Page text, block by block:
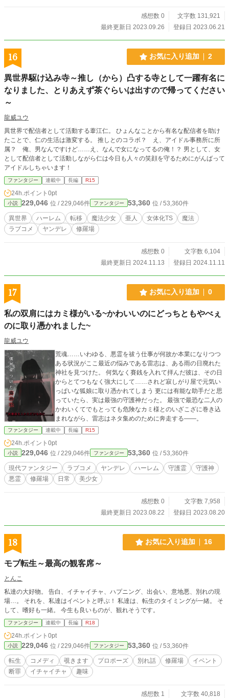
感想数 0
文字数 131,921
最終更新日 2023.09.26
登録日 2023.06.21
16 お気に入り追加 2
異世界駆け込み寺～推し（から）凸する寺として一躍有名に
なりました、とりあえず茶ぐらいは出すので帰ってください
～
龍威ユウ
異世界で配信者として活動する葦江仁。 ひょんなことから有名な配信者を助け
たことで、仁の生活は激変する。 推しとのコラボ？ え、アイドル事務所に所
属？ 俺、男なんですけど……え、なんで女になってるの俺！？ 男として、女
として配信者として活動しながら仁は今日も人々の笑顔を守るためにがんばって
アイドルしちゃいます！
ファンタジー 連載中 長編 R15
24h.ポイント 0pt
小説 229,046 位 / 229,046件 ファンタジー 53,360 位 / 53,360件
異世界 ハーレム 転移 魔法少女 亜人 女体化TS
魔法
ラブコメ
ヤンデレ 修羅場
感想数 0
文字数 6,104
最終更新日 2024.11.13
登録日 2024.11.11
17 お気に入り追加 0
私の双肩にはカミ様がいる~かわいいのにどっちともやべぇ
のに取り憑かれました~
龍威ユウ
荒魂……いわゆる、悪霊を祓う仕事が何故か本業になりつつ
ある状況がここ最近の悩みである雷志は、ある雨の日廃れた
神社を見つけた。 何気なく賽銭を入れて拝んだ彼は、その日
からとてつもなく強大にして……されど寂しがり屋で元気い
っぱいな狐娘に取り憑かれてしまう 更には有能な助手だと思
っていたら、実は最強の守護神だった。 最強で最恐な二人の
かわいくてでもとっても危険なカミ様とのいざこざに巻き込
まれながら、雷志はネタ集めのために奔走する――。
ファンタジー 連載中 長編 R15
24h.ポイント 0pt
小説 229,046 位 / 229,046件 ファンタジー 53,360 位 / 53,360件
現代ファンタジー ラブコメ ヤンデレ ハーレム 守護霊
守護神
悪霊
修羅場 日常 美少女
感想数 0
文字数 7,958
最終更新日 2023.08.22
登録日 2023.08.20
18 お気に入り追加 16
モブ転生～最高の観客席～
とんこ
私達の大好物。 告白、イチャイチャ、ハプニング、出会い、意地悪、別れの現
場…。 それを、私達はイベントと呼ぶ！ 私達は、転生のタイミングが一緒。 そ
して、嗜好も一緒。 今生も良いものが、観れそうです。
ファンタジー 連載中 長編 R18
24h.ポイント 0pt
小説 229,046 位 / 229,046件 ファンタジー 53,360 位 / 53,360件
転生 コメディ 覗きます プロポーズ 別れ話 修羅場
イベント
断罪
イチャイチャ 趣味
感想数 1
文字数 40,818